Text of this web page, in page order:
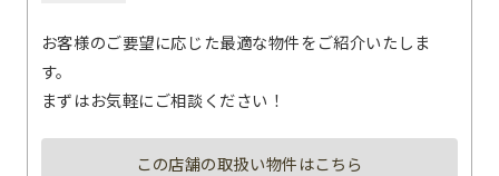
お客様のご要望に応じた最適な物件をご紹介いたしま
す。
まずはお気軽にご相談ください！
この店舗の取扱い物件はこちら